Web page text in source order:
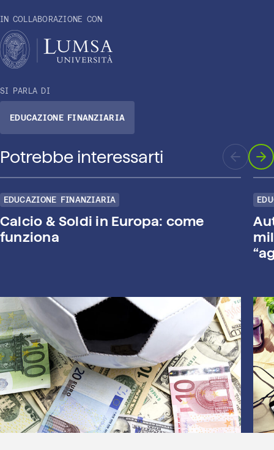
IN COLLABORAZIONE CON
SI PARLA DI
EDUCAZIONE FINANZIARIA
Potrebbe interessarti
EDUCAZIONE FINANZIARIA
Calcio & Soldi in Europa: come
funziona